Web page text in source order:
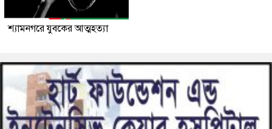
শ্যামনগরে যুবকের আত্মহত্যা